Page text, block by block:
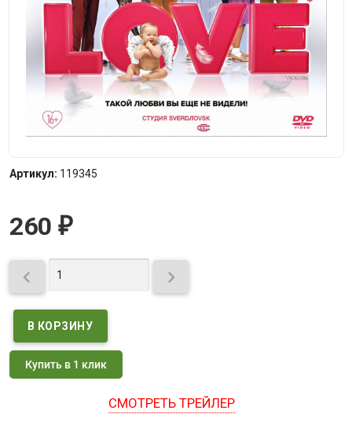
Артикул: 119345
260 ₽
 
Купить в 1 клик
СМОТРЕТЬ ТРЕЙЛЕР